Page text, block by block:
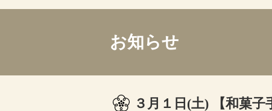
お知らせ
３月１日(土) 【和菓